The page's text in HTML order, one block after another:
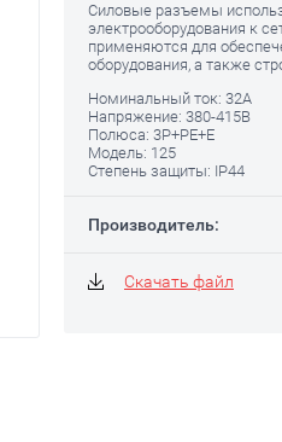
Силовые разъемы
электрооборудования к
применяются для
оборудования, а также
Номинальный ток: 32А
Напряжение: 380-415В
Полюса: 3P+РЕ+E
Модель: 125
Степень защиты: IP44
Производитель:
Скачать файл